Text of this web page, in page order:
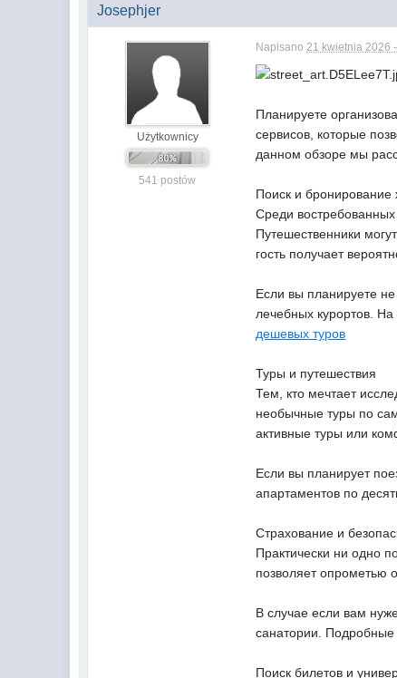
Josephjer
Użytkownicy
541 postów
Napisano21 kwietnia 2026
Планируете
сервисов, которые
данном обзоре мы
Поиск и бронирование
Среди
Путешественники
гость получает
Если вы планируете
лечебных курортов.
дешевых туров
Туры и путешествия
Тем, кто мечтает
необычные туры по
активные туры или
Если вы планирует
апартаментов по
Страхование и
Практически ни одно
позволяет опрометью
В случае если вам
санатории. Подробные
Поиск билетов и